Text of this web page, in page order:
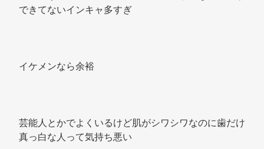
できてないインキャ多すぎ
イケメンなら余裕
芸能人とかでよくいるけど肌がシワシワなのに歯だけ
真っ白な人って気持ち悪い